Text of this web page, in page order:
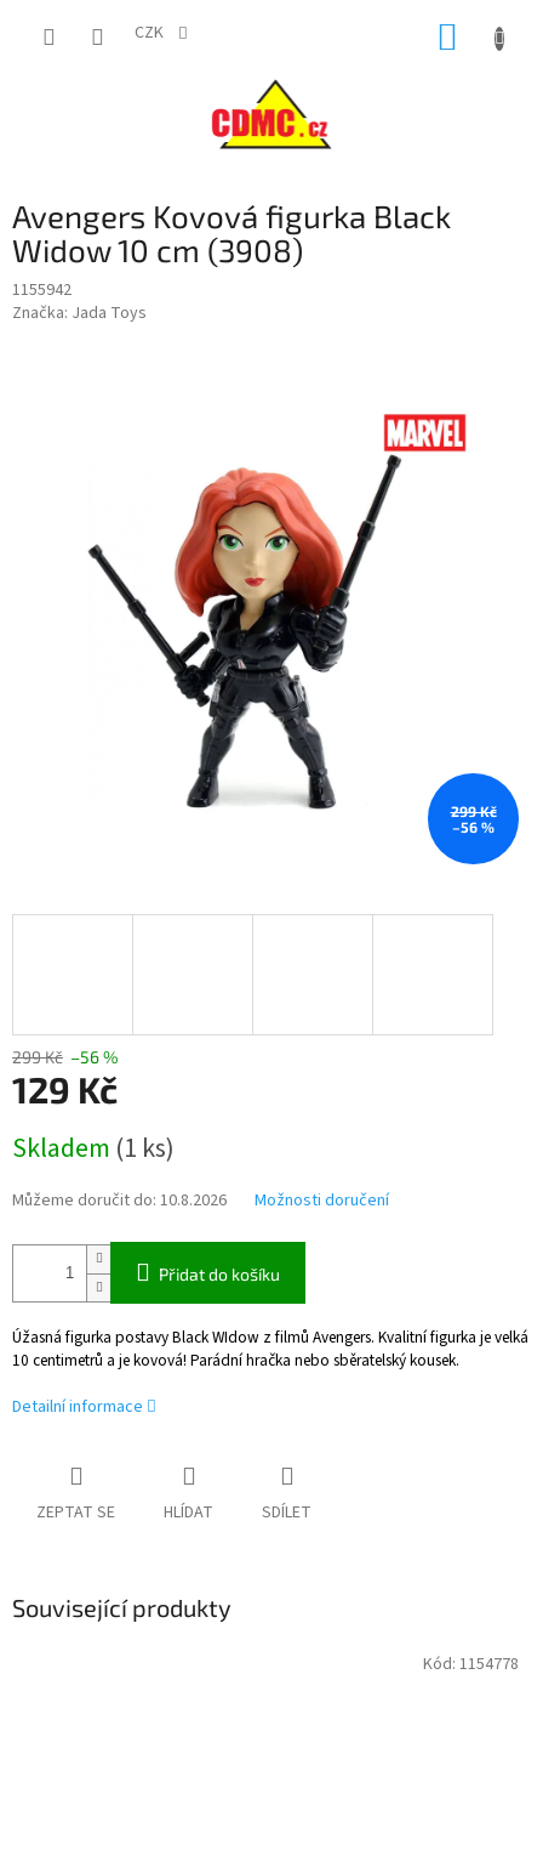
CZK
Avengers Kovová figurka Black
Widow 10 cm (3908)
1155942
Značka: Jada Toys
299 Kč
–56 %
299 Kč –56 %
129 Kč
cena:
Skladem (1 ks)
Můžeme doručit do: 10.8.2026 Možnosti doručení
Přidat do košíku
Úžasná figurka postavy Black WIdow z filmů Avengers. Kvalitní figurka je velká
10 centimetrů a je kovová! Parádní hračka nebo sběratelský kousek.
Detailní informace
ZEPTAT SE HLÍDAT SDÍLET
Související produkty
Kód: 1154778